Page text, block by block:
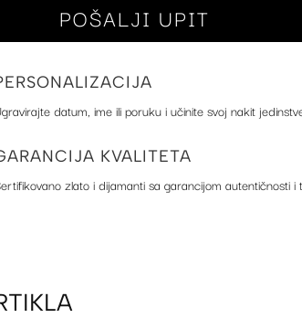
POŠALJI UPIT
datum, ime ili poruku i učinite svoj nakit
KVALITETA
zlato i dijamanti sa garancijom autentičnosti i